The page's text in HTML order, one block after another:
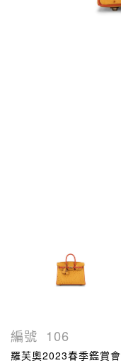
編號 106
羅芙奧2023春季鑑賞會